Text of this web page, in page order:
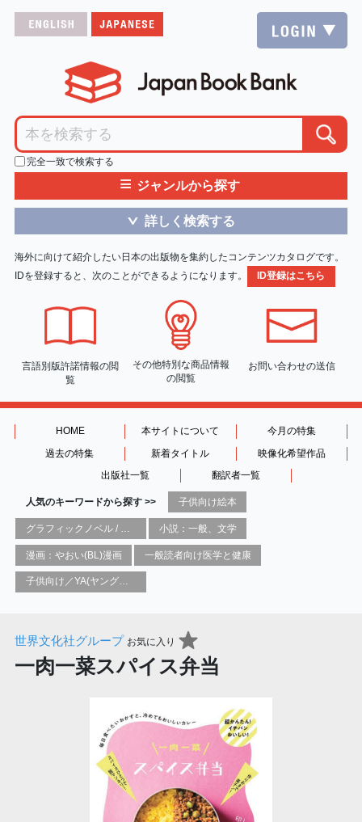
完全一致で検索する
≡ ジャンルから探す
＞ 詳しく検索する
海外に向けて紹介したい日本の出版物を集約したコンテンツカタログです。
IDを登録すると、次のことができるようになります。
ID登録はこちら
言語別版許諾情報の閲
覧
その他特別な商品情報
の閲覧
お問い合わせの送信
HOME 本サイトについて
今月の特集
過去の特集
新着タイトル
映像化希望作品
出版社一覧
翻訳者一覧
人気のキーワードから探す >> 子供向け絵本
小説：一般、文学
漫画：やおい(BL)漫画 一般読者向け医学と健康
子供向け／YA(ヤングアダルト)向け一般：芸術&芸術家
世界文化社グループ お気に入り
一肉一菜スパイス弁当